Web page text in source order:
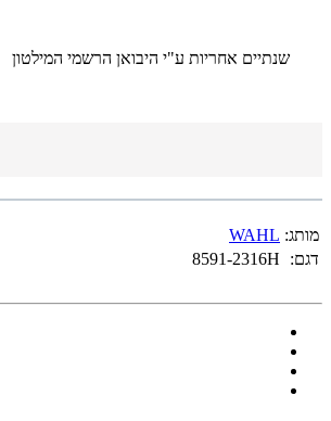
שנתיים אחריות ע"י היבואן הרשמי המילטון
מותג: WAHL
דגם:
8591-2316H